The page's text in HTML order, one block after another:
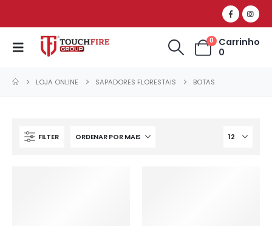
0
Carrinho
0
LOJA ONLINE SAPADORES FLORESTAIS BOTAS
FILTER